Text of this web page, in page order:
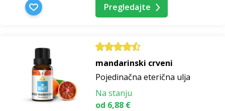
Pregledajte
mandarinski crveni
Pojedinačna eterična ulja
Na stanju
od 6,88 €